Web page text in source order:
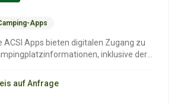
Apps
ACSI Apps bieten digitalen Zugang zu
inklusive der
auf Anfrage